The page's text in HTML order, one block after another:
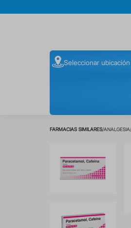
Seleccionar ubicación
ANALGESIA